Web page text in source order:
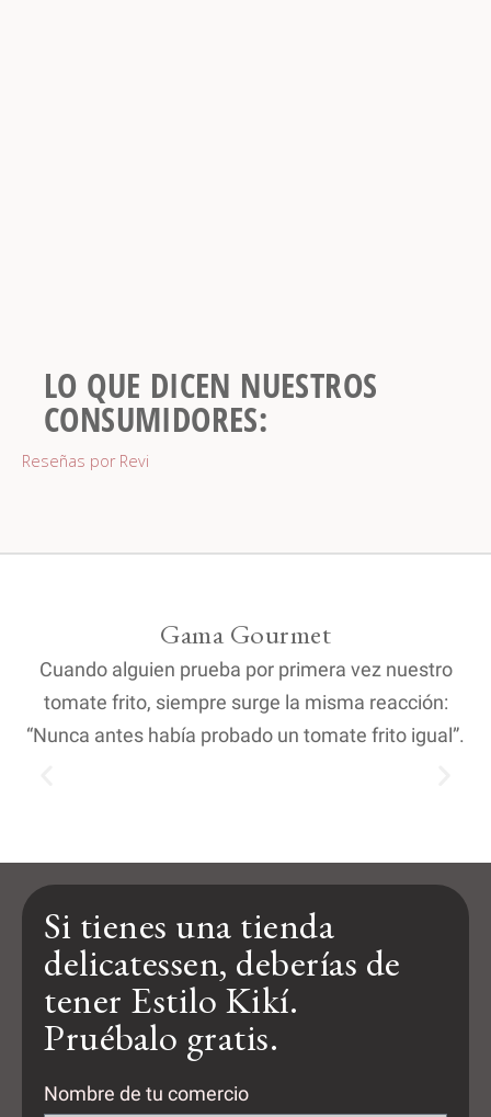
LO QUE DICEN NUESTROS
CONSUMIDORES:
Reseñas por Revi
Gama Gourmet
Cuando alguien prueba por primera vez nuestro
tomate frito, siempre surge la misma reacción:
“Nunca antes había probado un tomate frito igual”.
Si tienes una tienda
delicatessen, deberías de
tener Estilo Kikí.
Pruébalo gratis.
Nombre de tu comercio